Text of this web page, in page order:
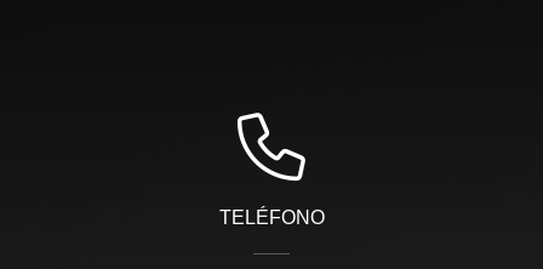
TELÉFONO